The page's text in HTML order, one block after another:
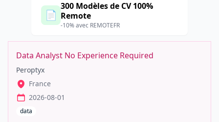
📄
300 Modèles de CV 100%
Remote
-10% avec REMOTEFR
Data Analyst No Experience Required
Peroptyx
France
2026-08-01
data